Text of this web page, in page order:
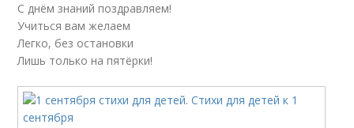
С днём знаний поздравляем!
Учиться вам желаем
Легко, без остановки
Лишь только на пятёрки!